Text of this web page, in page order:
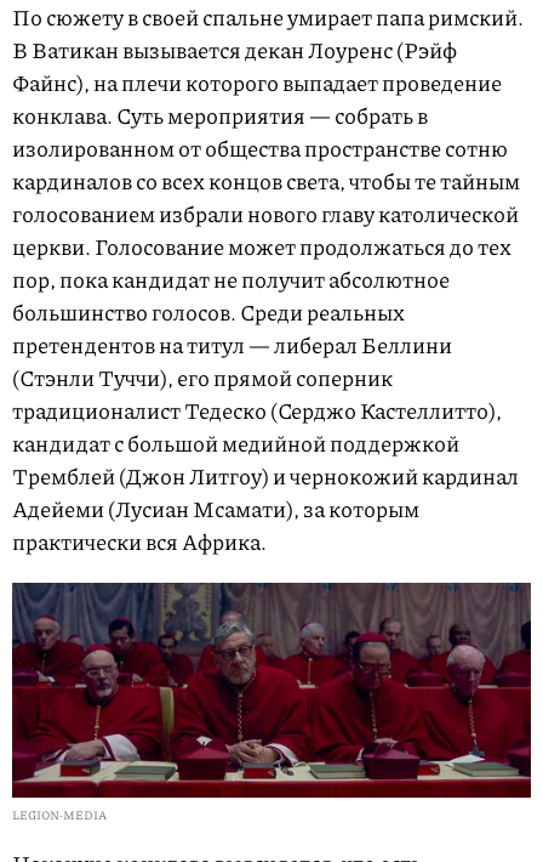
По сюжету в своей спальне умирает папа римский.
В Ватикан вызывается декан Лоуренс (Рэйф
Файнс), на плечи которого выпадает проведение
конклава. Суть мероприятия — собрать в
изолированном от общества пространстве сотню
кардиналов со всех концов света, чтобы те тайным
голосованием избрали нового главу католической
церкви. Голосование может продолжаться до тех
пор, пока кандидат не получит абсолютное
большинство голосов. Среди реальных
претендентов на титул — либерал Беллини
(Стэнли Туччи), его прямой соперник
традиционалист Тедеско (Серджо Кастеллитто),
кандидат с большой медийной поддержкой
Тремблей (Джон Литгоу) и чернокожий кардинал
Адейеми (Лусиан Мсамати), за которым
практически вся Африка.
LEGION-MEDIA